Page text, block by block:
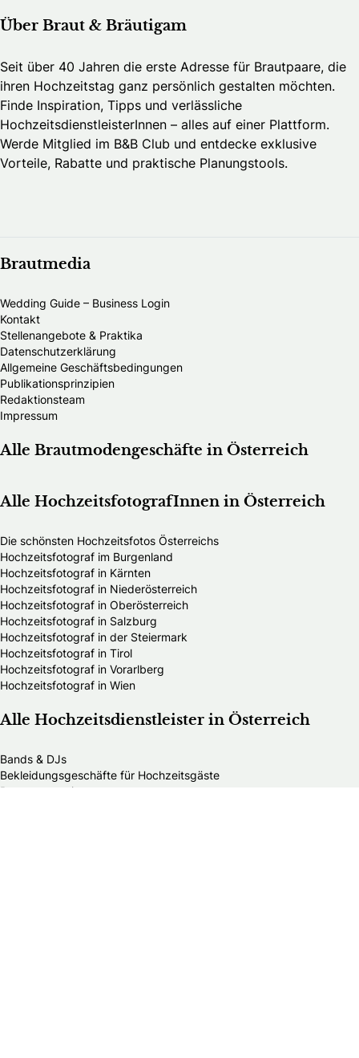
Über Braut & Bräutigam
Seit über 40 Jahren die erste Adresse für Brautpaare, die
ihren Hochzeitstag ganz persönlich gestalten möchten.
Finde Inspiration, Tipps und verlässliche
HochzeitsdienstleisterInnen – alles auf einer Plattform.
Werde Mitglied im B&B Club und entdecke exklusive
Vorteile, Rabatte und praktische Planungstools.
Brautmedia
Wedding Guide – Business Login
Kontakt
Stellenangebote & Praktika
Datenschutzerklärung
Allgemeine Geschäftsbedingungen
Publikationsprinzipien
Redaktionsteam
Impressum
Alle Brautmodengeschäfte in Österreich
Alle HochzeitsfotografInnen in Österreich
Die schönsten Hochzeitsfotos Österreichs
Hochzeitsfotograf im Burgenland
Hochzeitsfotograf in Kärnten
Hochzeitsfotograf in Niederösterreich
Hochzeitsfotograf in Oberösterreich
Hochzeitsfotograf in Salzburg
Hochzeitsfotograf in der Steiermark
Hochzeitsfotograf in Tirol
Hochzeitsfotograf in Vorarlberg
Hochzeitsfotograf in Wien
Alle Hochzeitsdienstleister in Österreich
Bands & DJs
Bekleidungsgeschäfte für Hochzeitsgäste
Brautaccessoires